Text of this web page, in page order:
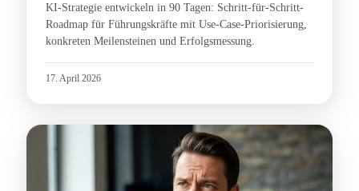
KI-Strategie entwickeln in 90 Tagen: Schritt-für-Schritt-
Roadmap für Führungs­kräfte mit Use-Case-Priorisierung,
konkreten Meilensteinen und Erfolgsmessung.
17. April 2026